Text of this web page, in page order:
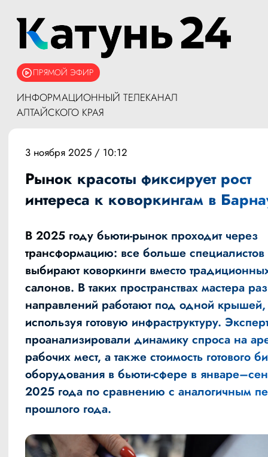
ПРЯМОЙ ЭФИР
ИНФОРМАЦИОННЫЙ ТЕЛЕКАНАЛ
АЛТАЙСКОГО КРАЯ
3 ноября 2025 / 10:12
Рынок красоты фиксирует рост
интереса к коворкингам в
В 2025 году бьюти-рынок проходит через
трансформацию: все больше специалистов
выбирают коворкинги вместо
салонов. В таких пространствах мастера
направлений работают под одной крышей,
используя готовую инфраструктуру.
проанализировали динамику спроса на
рабочих мест, а также стоимость готового
оборудования в бьюти-сфере в
2025 года по сравнению с аналогичным
прошлого года.